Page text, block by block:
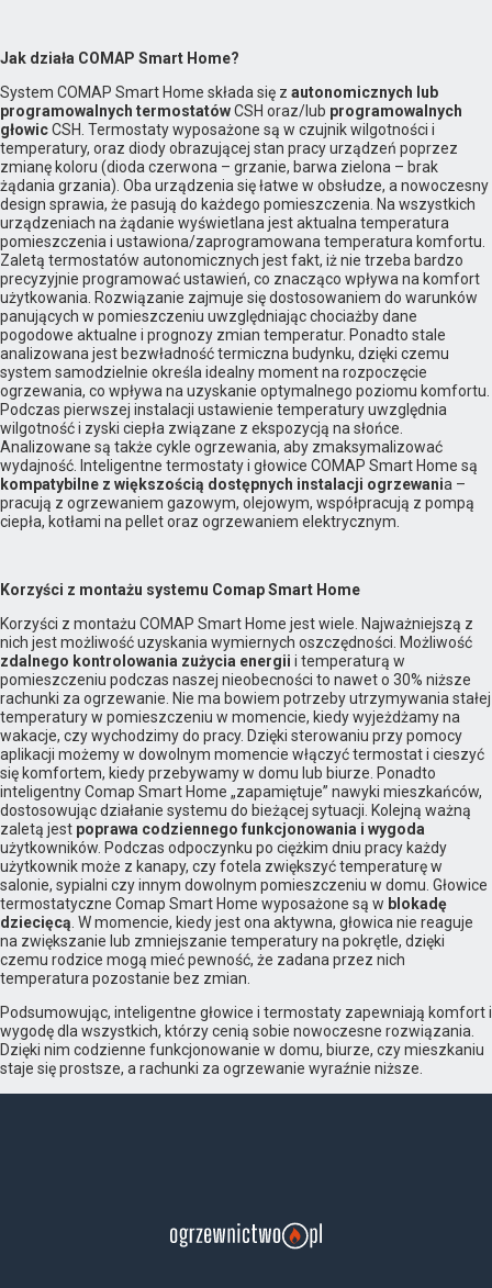
Jak działa COMAP Smart Home?
System COMAP Smart Home składa się z autonomicznych lub
programowalnych termostatówCSH oraz/lub programowalnych
głowicCSH. Termostaty wyposażone są w czujnik wilgotności i
temperatury, oraz diody obrazującej stan pracy urządzeń poprzez
zmianę koloru (dioda czerwona – grzanie, barwa zielona – brak
żądania grzania). Oba urządzenia się łatwe w obsłudze, a nowoczesny
design sprawia, że pasują do każdego pomieszczenia. Na wszystkich
urządzeniach na żądanie wyświetlana jest aktualna temperatura
pomieszczenia i ustawiona/zaprogramowana temperatura komfortu.
Zaletą termostatów autonomicznych jest fakt, iż nie trzeba bardzo
precyzyjnie programować ustawień, co znacząco wpływa na komfort
użytkowania. Rozwiązanie zajmuje się dostosowaniem do warunków
panujących w pomieszczeniu uwzględniając chociażby dane
pogodowe aktualne i prognozy zmian temperatur. Ponadto stale
analizowana jest bezwładność termiczna budynku, dzięki czemu
system samodzielnie określa idealny moment na rozpoczęcie
ogrzewania, co wpływa na uzyskanie optymalnego poziomu komfortu.
Podczas pierwszej instalacji ustawienie temperatury uwzględnia
wilgotność i zyski ciepła związane z ekspozycją na słońce.
Analizowane są także cykle ogrzewania, aby zmaksymalizować
wydajność. Inteligentne termostaty i głowice COMAP Smart Home są
kompatybilne z większością dostępnych instalacji ogrzewania –
pracują z ogrzewaniem gazowym, olejowym, współpracują z pompą
ciepła, kotłami na pellet oraz ogrzewaniem elektrycznym.
Korzyści z montażu systemu Comap Smart Home
Korzyści z montażu COMAP Smart Home jest wiele. Najważniejszą z
nich jest możliwość uzyskania wymiernych oszczędności. Możliwość
zdalnego kontrolowania zużycia energii i temperaturą w
pomieszczeniu podczas naszej nieobecności to nawet o 30% niższe
rachunki za ogrzewanie. Nie ma bowiem potrzeby utrzymywania stałej
temperatury w pomieszczeniu w momencie, kiedy wyjeżdżamy na
wakacje, czy wychodzimy do pracy. Dzięki sterowaniu przy pomocy
aplikacji możemy w dowolnym momencie włączyć termostat i cieszyć
się komfortem, kiedy przebywamy w domu lub biurze. Ponadto
inteligentny Comap Smart Home „zapamiętuje” nawyki mieszkańców,
dostosowując działanie systemu do bieżącej sytuacji. Kolejną ważną
zaletą jest poprawa codziennego funkcjonowania i wygoda
użytkowników. Podczas odpoczynku po ciężkim dniu pracy każdy
użytkownik może z kanapy, czy fotela zwiększyć temperaturę w
salonie, sypialni czy innym dowolnym pomieszczeniu w domu. Głowice
termostatyczne Comap Smart Home wyposażone są w blokadę
dziecięcą . W momencie, kiedy jest ona aktywna, głowica nie reaguje
na zwiększanie lub zmniejszanie temperatury na pokrętle, dzięki
czemu rodzice mogą mieć pewność, że zadana przez nich
temperatura pozostanie bez zmian.
Podsumowując, inteligentne głowice i termostaty zapewniają komfort i
wygodę dla wszystkich, którzy cenią sobie nowoczesne rozwiązania.
Dzięki nim codzienne funkcjonowanie w domu, biurze, czy mieszkaniu
staje się prostsze, a rachunki za ogrzewanie wyraźnie niższe.